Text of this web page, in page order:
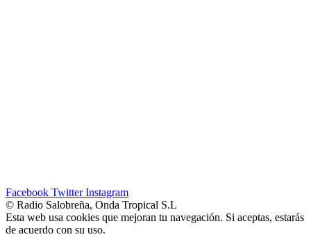
Facebook Twitter Instagram
© Radio Salobreña, Onda Tropical S.L
Esta web usa cookies que mejoran tu navegación. Si aceptas, estarás
de acuerdo con su uso.